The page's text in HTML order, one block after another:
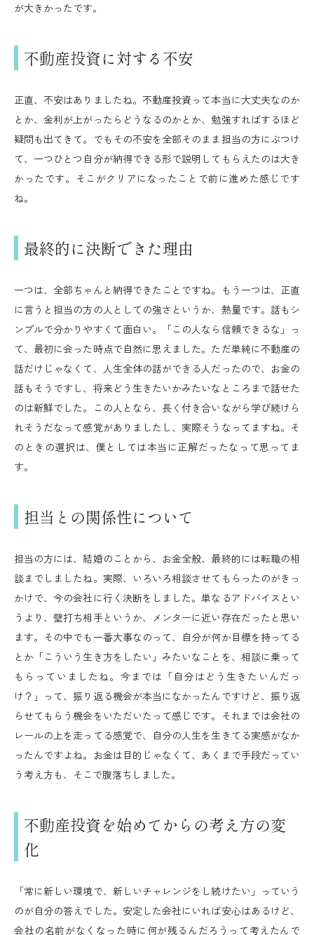
が大きかったです。
不動産投資に対する不安
正直、不安はありましたね。不動産投資って本当に大丈夫なのか
とか、金利が上がったらどうなるのかとか、勉強すればするほど
疑問も出てきて。でもその不安を全部そのまま担当の方にぶつけ
て、一つひとつ自分が納得できる形で説明してもらえたのは大き
かったです。そこがクリアになったことで前に進めた感じです
ね。
最終的に決断できた理由
一つは、全部ちゃんと納得できたことですね。もう一つは、正直
に言うと担当の方の人としての強さというか、熱量です。話もシ
ンプルで分かりやすくて面白い。「この人なら信頼できるな」っ
て、最初に会った時点で自然に思えました。ただ単純に不動産の
話だけじゃなくて、人生全体の話ができる人だったので、お金の
話もそうですし、将来どう生きたいかみたいなところまで話せた
のは新鮮でした。この人となら、長く付き合いながら学び続けら
れそうだなって感覚がありましたし、実際そうなってますね。そ
のときの選択は、僕としては本当に正解だったなって思ってま
す。
担当との関係性について
担当の方には、結婚のことから、お金全般、最終的には転職の相
談までしましたね。実際、いろいろ相談させてもらったのがきっ
かけで、今の会社に行く決断をしました。単なるアドバイスとい
うより、壁打ち相手というか、メンターに近い存在だったと思い
ます。その中でも一番大事なのって、自分が何か目標を持ってる
とか「こういう生き方をしたい」みたいなことを、相談に乗って
もらっていましたね。今までは「自分はどう生きたいんだっ
け？」って、振り返る機会が本当になかったんですけど、振り返
らせてもらう機会をいただいたって感じです。それまでは会社の
レールの上を走ってる感覚で、自分の人生を生きてる実感がなか
ったんですよね。お金は目的じゃなくて、あくまで手段だってい
う考え方も、そこで腹落ちしました。
不動産投資を始めてからの考え方の変
化
「常に新しい環境で、新しいチャレンジをし続けたい」っていう
のが自分の答えでした。安定した会社にいれば安心はあるけど、
会社の名前がなくなった時に何が残るんだろうって考えたんで